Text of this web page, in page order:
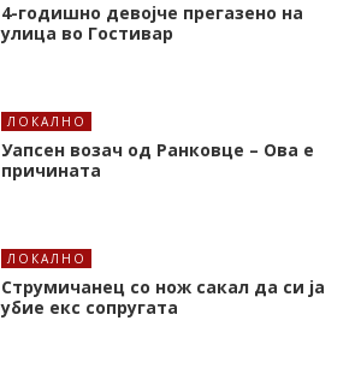
4-годишно девојче прегазено на
улица во Гостивар
ЛОКАЛНО
Уапсен возач од Ранковце – Ова е
причината
ЛОКАЛНО
Струмичанец со нож сакал да си ја
убие екс сопругата